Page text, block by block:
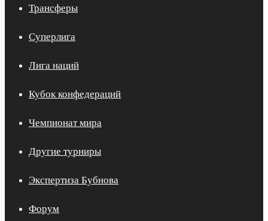
Трансферы
Суперлига
Лига наций
Кубок конфедераций
Чемпионат мира
Другие турниры
Экспертиза Бубнова
Форум